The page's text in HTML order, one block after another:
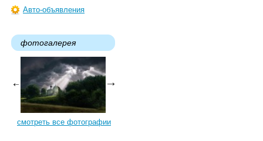
Авто-объявления
фотогалерея
смотреть все фотографии